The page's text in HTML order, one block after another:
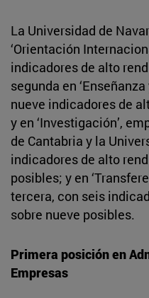
La Universidad de
‘Orientación
indicadores de alto
segunda en
nueve indicadores de
y en ‘Investigación’,
de Cantabria y la
indicadores de alto
posibles; y en
tercera, con seis
sobre nueve posibles.
Primera posición en
Empresas